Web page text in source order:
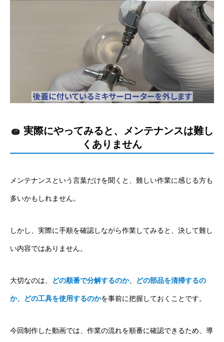
🧽 実際にやってみると、メンテナンスは難し
くありません
メンテナンスという言葉だけを聞くと、難しい作業に感じる方も
多いかもしれません。
しかし、実際に手順を確認しながら作業してみると、決して難し
い内容ではありません。
大切なのは、 どの順番で分解するのか、どの部品を清掃するの
か、どの工具を使用するのかを事前に把握しておくことです。
今回制作した動画では、作業の流れを順番に確認できるため、導